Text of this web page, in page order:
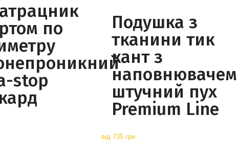
по
stop
Подушка з
тканини тик
кант з
наповнювачем
штучний пух
Premium Line
від 735 грн.